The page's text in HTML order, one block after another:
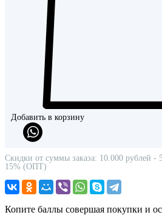
Добавить в корзину
Скидки от суммы заказа: 10.000 рублей -
15% (ОПТ)
Копите баллы совершая покупки и